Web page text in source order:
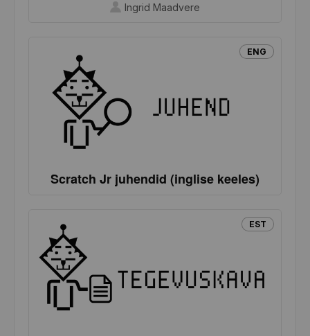
Ingrid Maadvere
ENG
Scratch Jr juhendid (inglise keeles)
EST